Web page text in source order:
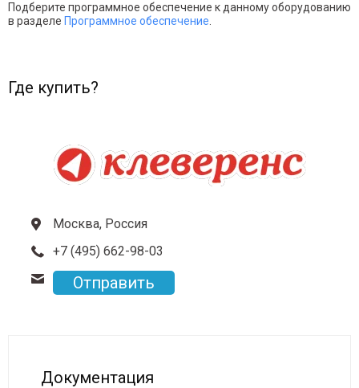
Подберите программное обеспечение к данному оборудованию
в разделе Программное обеспечение
Где купить?
Москва, Россия
+7 (495) 662-98-03
Отправить
Документация